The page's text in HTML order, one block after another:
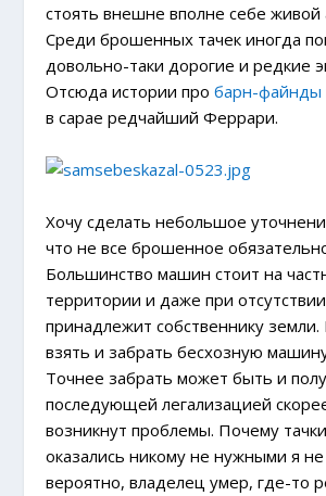
стоять внешне вполне себе живой
Среди брошенных тачек иногда
довольно-таки дорогие и редкие
Отсюда истории пробарн-файнды
в сарае редчайший Феррари.
Хочу сделать небольшое
что не все брошенное
Большинство машин стоит на
территории и даже при
принадлежит собственнику земли.
взять и забрать бесхозную
Точнее забрать может быть и
последующей легализацией
возникнут проблемы. Почему
оказались никому не нужными я
вероятно, владелец умер, где-то